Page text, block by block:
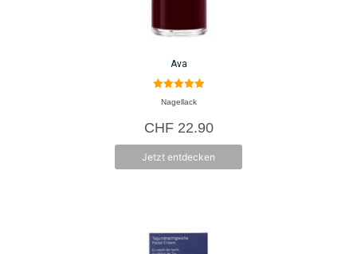
Ava
5.00
von 5
Nagellack
CHF22.90
Jetzt entdecken